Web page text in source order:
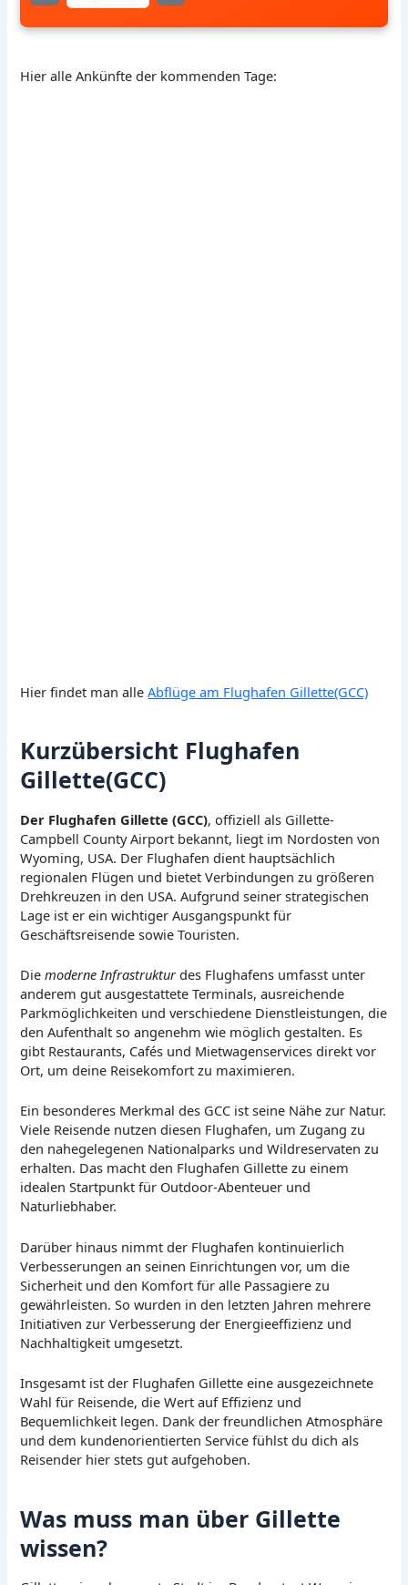
Hier alle Ankünfte der kommenden Tage:
Hier findet man alleAbflüge am Flughafen Gillette(GCC)
Kurzübersicht Flughafen
Gillette(GCC)
Der Flughafen Gillette (GCC), offiziell als Gillette-
Campbell County Airport bekannt, liegt im Nordosten von
Wyoming, USA. Der Flughafen dient hauptsächlich
regionalen Flügen und bietet Verbindungen zu größeren
Drehkreuzen in den USA. Aufgrund seiner strategischen
Lage ist er ein wichtiger Ausgangspunkt für
Geschäftsreisende sowie Touristen.
Diemoderne Infrastrukturdes Flughafens umfasst unter
anderem gut ausgestattete Terminals, ausreichende
Parkmöglichkeiten und verschiedene Dienstleistungen, die
den Aufenthalt so angenehm wie möglich gestalten. Es
gibt Restaurants, Cafés und Mietwagenservices direkt vor
Ort, um deine Reisekomfort zu maximieren.
Ein besonderes Merkmal des GCC ist seine Nähe zur Natur.
Viele Reisende nutzen diesen Flughafen, um Zugang zu
den nahegelegenen Nationalparks und Wildreservaten zu
erhalten. Das macht den Flughafen Gillette zu einem
idealen Startpunkt für Outdoor-Abenteuer und
Naturliebhaber.
Darüber hinaus nimmt der Flughafen kontinuierlich
Verbesserungen an seinen Einrichtungen vor, um die
Sicherheit und den Komfort für alle Passagiere zu
gewährleisten. So wurden in den letzten Jahren mehrere
Initiativen zur Verbesserung der Energieeffizienz und
Nachhaltigkeit umgesetzt.
Insgesamt ist der Flughafen Gillette eine ausgezeichnete
Wahl für Reisende, die Wert auf Effizienz und
Bequemlichkeit legen. Dank der freundlichen Atmosphäre
und dem kundenorientierten Service fühlst du dich als
Reisender hier stets gut aufgehoben.
Was muss man über Gillette
wissen?